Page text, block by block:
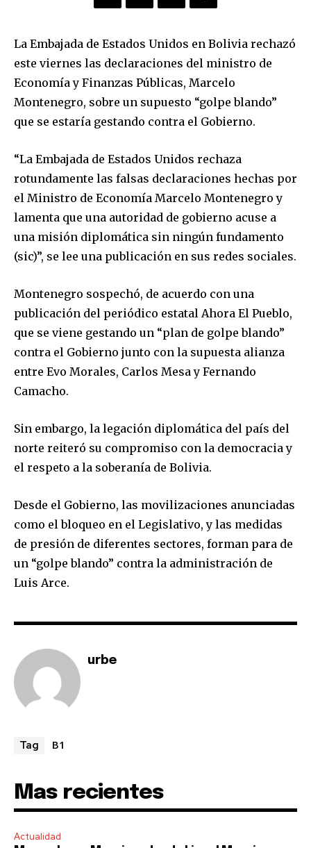
La Embajada de Estados Unidos en Bolivia rechazó
este viernes las declaraciones del ministro de
Economía y Finanzas Públicas, Marcelo
Montenegro, sobre un supuesto “golpe blando”
que se estaría gestando contra el Gobierno.
“La Embajada de Estados Unidos rechaza
rotundamente las falsas declaraciones hechas por
el Ministro de Economía Marcelo Montenegro y
lamenta que una autoridad de gobierno acuse a
una misión diplomática sin ningún fundamento
(sic)”, se lee una publicación en sus redes sociales.
Montenegro sospechó, de acuerdo con una
publicación del periódico estatal Ahora El Pueblo,
que se viene gestando un “plan de golpe blando”
contra el Gobierno junto con la supuesta alianza
entre Evo Morales, Carlos Mesa y Fernando
Camacho.
Sin embargo, la legación diplomática del país del
norte reiteró su compromiso con la democracia y
el respeto a la soberanía de Bolivia.
Desde el Gobierno, las movilizaciones anunciadas
como el bloqueo en el Legislativo, y las medidas
de presión de diferentes sectores, forman para de
un “golpe blando” contra la administración de
Luis Arce.
urbe
Tag B1
Mas recientes
Actualidad